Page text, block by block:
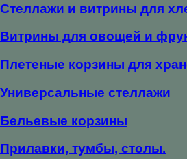
Стеллажи и витрины для
Витрины для овощей и
Плетеные корзины для
Универсальные стеллажи
Бельевые корзины
Прилавки, тумбы, столы.